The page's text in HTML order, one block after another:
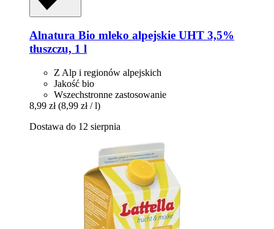
Alnatura Bio mleko alpejskie UHT 3,5%
tłuszczu, 1 l
Z Alp i regionów alpejskich
Jakość bio
Wszechstronne zastosowanie
8,99 zł (8,99 zł / l)
Dostawa do 12 sierpnia